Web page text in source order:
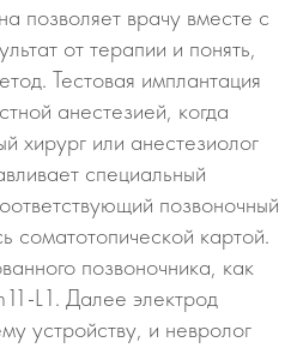
позволяет врачу вместе с
от терапии и понять,
Тестовая имплантация
анестезией, когда
хирург или анестезиолог
специальный
позвоночный
соматотопической картой.
позвоночника, как
L1. Далее электрод
устройству, и невролог